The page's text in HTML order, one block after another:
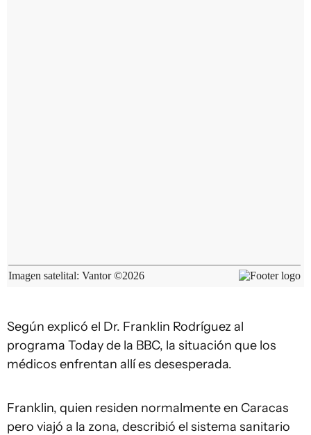
Según explicó el Dr. Franklin Rodríguez al
programa Today de la BBC, la situación que los
médicos enfrentan allí es desesperada.
Franklin, quien residen normalmente en Caracas
pero viajó a la zona, describió el sistema sanitario